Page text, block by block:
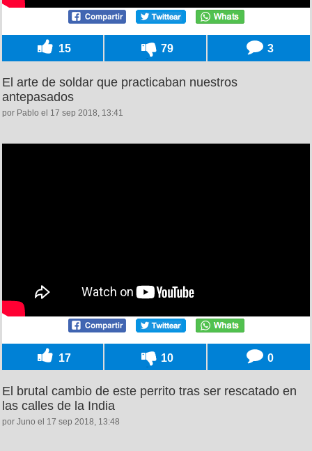
15 79 3
El arte de soldar que practicaban nuestros
antepasados
por Pablo el 17 sep 2018, 13:41
17 10 0
El brutal cambio de este perrito tras ser rescatado en
las calles de la India
por Juno el 17 sep 2018, 13:48